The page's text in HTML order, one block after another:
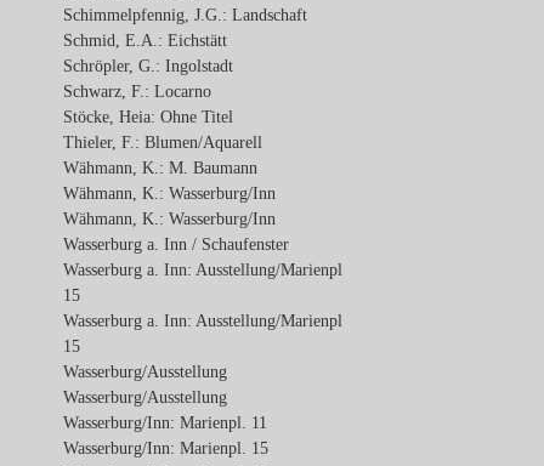
Schimmelpfennig, J.G.: Landschaft
Schmid, E.A.: Eichstätt
Schröpler, G.: Ingolstadt
Schwarz, F.: Locarno
Stöcke, Heia: Ohne Titel
Thieler, F.: Blumen/Aquarell
Wähmann, K.: M. Baumann
Wähmann, K.: Wasserburg/Inn
Wähmann, K.: Wasserburg/Inn
Wasserburg a. Inn / Schaufenster
Wasserburg a. Inn: Ausstellung/Marienpl
15
Wasserburg a. Inn: Ausstellung/Marienpl
15
Wasserburg/Ausstellung
Wasserburg/Ausstellung
Wasserburg/Inn: Marienpl. 11
Wasserburg/Inn: Marienpl. 15